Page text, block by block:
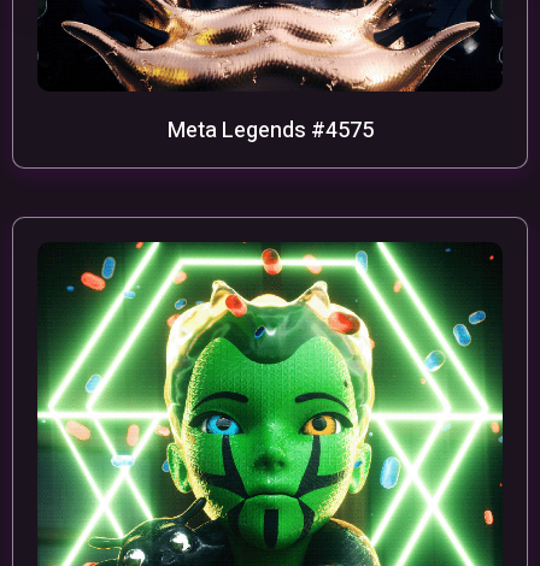
Meta Legends #4575